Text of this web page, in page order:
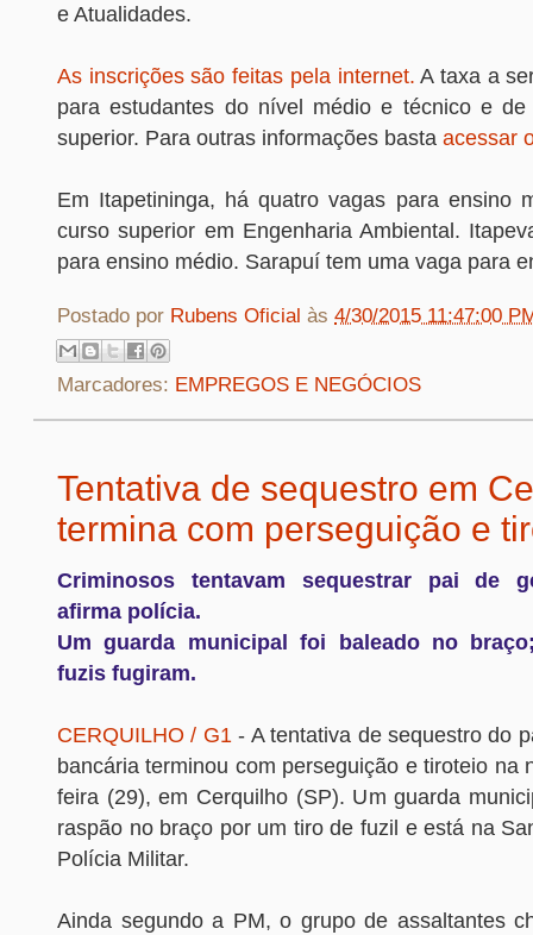
e Atualidades.
As inscrições são feitas pela internet. A taxa a
para estudantes do nível médio e técnico e
superior. Para outras informações basta acessar
Em Itapetininga, há quatro vagas para ensino
curso superior em Engenharia Ambiental.
para ensino médio. Sarapuí tem uma vaga para
Postado por Rubens Oficial às 4/30/2015 11:47:00
Marcadores: EMPREGOS E NEGÓCIOS
Tentativa de sequestro em
termina com perseguição e
Criminosos tentavam sequestrar pai de
afirma polícia.
Um guarda municipal foi baleado no
fuzis fugiram.
CERQUILHO / G1- A tentativa de sequestro do
bancária terminou com perseguição e tiroteio na
feira (29), em Cerquilho (SP). Um guarda
raspão no braço por um tiro de fuzil e está na
Polícia Militar.
Ainda segundo a PM, o grupo de assaltantes